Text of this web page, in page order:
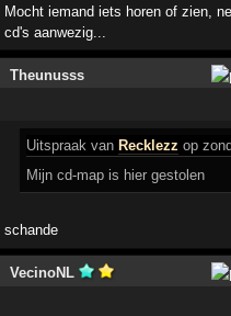
Mocht iemand iets horen of zien,
cd's aanwezig...
Theunusss
Uitspraak van Recklezz op
Mijn cd-map is hier gestolen
schande
VecinoNL